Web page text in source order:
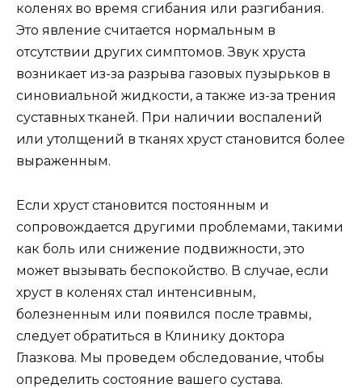
коленях во время сгибания или разгибания.
Это явление считается нормальным в
отсутствии других симптомов. Звук хруста
возникает из-за разрыва газовых пузырьков в
синовиальной жидкости, а также из-за трения
суставных тканей. При наличии воспалений
или утолщений в тканях хруст становится более
выраженным.
Если хруст становится постоянным и
сопровождается другими проблемами, такими
как боль или снижение подвижности, это
может вызывать беспокойство. В случае, если
хруст в коленях стал интенсивным,
болезненным или появился после травмы,
следует обратиться в Клинику доктора
Глазкова. Мы проведем обследование, чтобы
определить состояние вашего сустава.